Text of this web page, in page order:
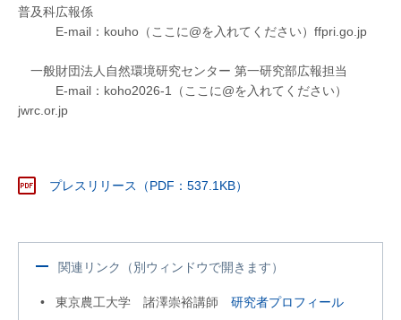
普及科広報係
E-mail：kouho（ここに@を入れてください）ffpri.go.jp
一般財団法人自然環境研究センター 第一研究部広報担当
E-mail：koho2026-1（ここに@を入れてください）
jwrc.or.jp
プレスリリース（PDF：537.1KB）
関連リンク（別ウィンドウで開きます）
東京農工大学 諸澤崇裕講師研究者プロフィール